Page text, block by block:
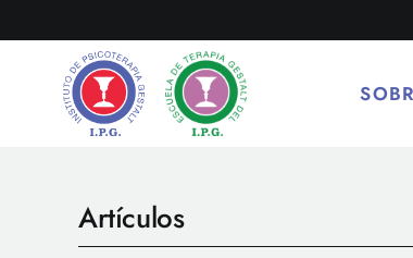
al
contenido
Artículos